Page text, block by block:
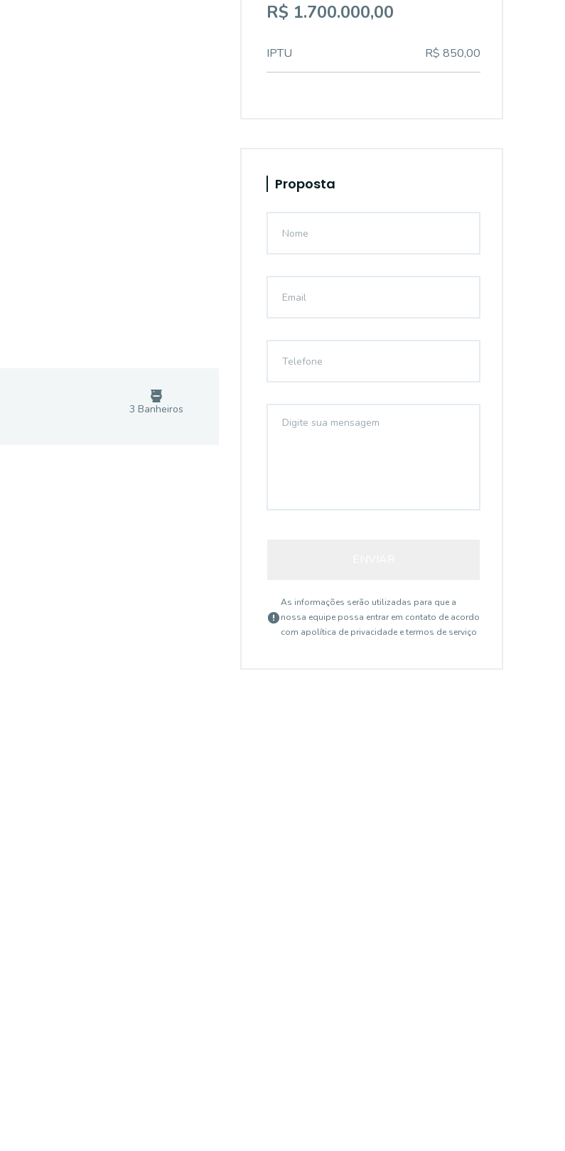
3 Banheiros
R$ 1.700.000,00
IPTU R$ 850,00
Proposta
As informações serão utilizadas para que a
nossa equipe possa entrar em contato de acordo
com apolítica de privacidade e termos de serviço